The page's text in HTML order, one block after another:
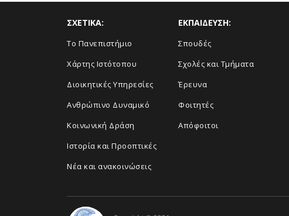
ΣΧΕΤΙΚΑ:
Το Πανεπιστήμιο
Χάρτης Ιστότοπου
Διοικητικές Υπηρεσίες
Ανθρώπινο Δυναμικό
Κοινωνική Δράση
Ιστορία και Προοπτικές
Νέα και ανακοινώσεις
ΕΚΠΑΙΔΕΥΣΗ:
Σπουδές
Σχολές και Τμήματα
Έρευνα
Φοιτητές
Απόφοιτοι